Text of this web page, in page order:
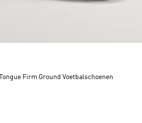
Firm Ground Voetbalschoenen